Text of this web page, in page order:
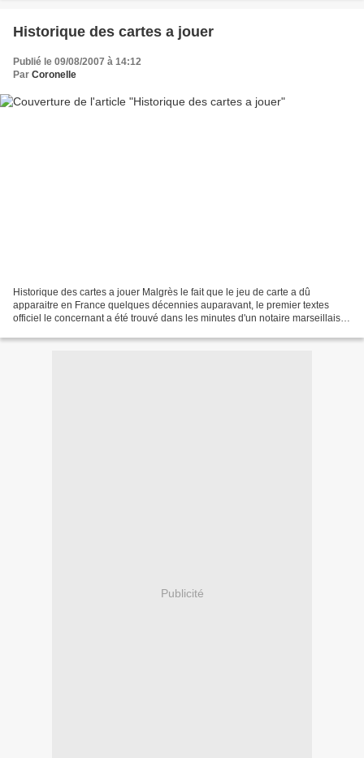
Historique des cartes a jouer
Publié le 09/08/2007 à 14:12
Par Coronelle
Historique des cartes a jouer Malgrès le fait que le jeu de carte a dû
apparaitre en France quelques décennies auparavant, le premier textes
officiel le concernant a été trouvé dans les minutes d'un notaire marseillais
Publicité